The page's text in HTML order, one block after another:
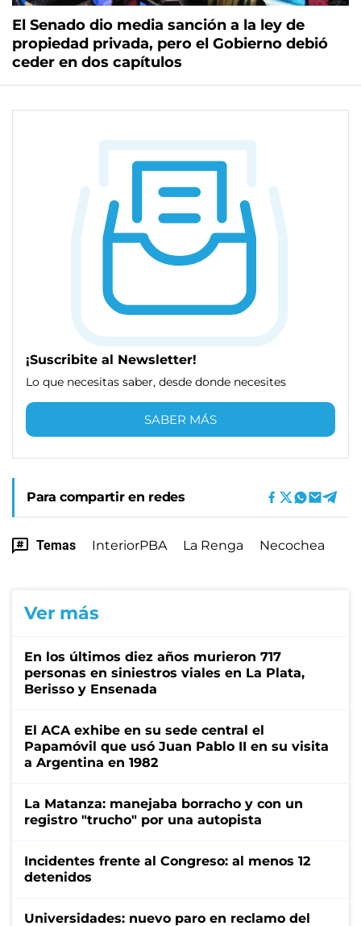
El Senado dio media sanción a la ley de
propiedad privada, pero el Gobierno debió
ceder en dos capítulos
¡Suscribite al Newsletter!
Lo que necesitas saber, desde donde necesites
SABER MÁS
Para compartir en redes
Temas InteriorPBA La Renga Necochea
Ver más
En los últimos diez años murieron 717
personas en siniestros viales en La Plata,
Berisso y Ensenada
El ACA exhibe en su sede central el
Papamóvil que usó Juan Pablo II en su visita
a Argentina en 1982
La Matanza: manejaba borracho y con un
registro "trucho" por una autopista
Incidentes frente al Congreso: al menos 12
detenidos
Universidades: nuevo paro en reclamo del